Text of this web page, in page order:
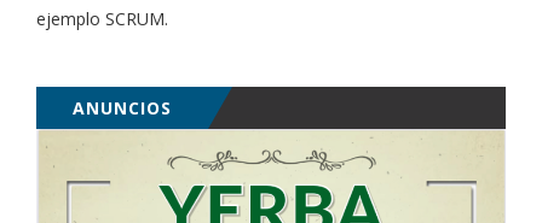
ejemplo SCRUM.
ANUNCIOS